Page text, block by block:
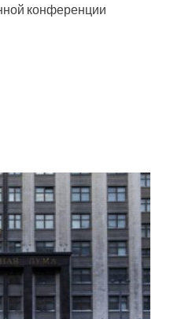
конференции